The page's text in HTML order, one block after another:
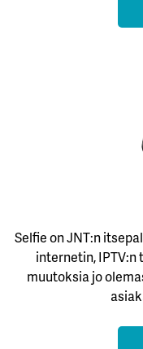
Selfie on JNT:n
internetin, IPTV:n
muutoksia jo